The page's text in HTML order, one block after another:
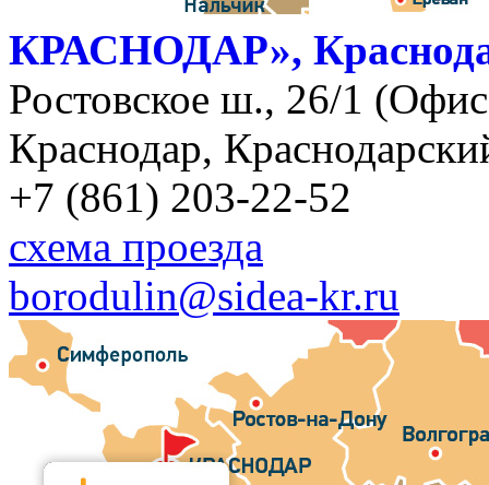
КРАСНОДАР»,
Ростовское ш., 26/1
Краснодар,
+7 (861) 203-22-52
схема проезда
borodulin@sidea-kr.ru